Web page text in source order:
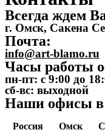
Всегда ждем
г. Омск, Сакена
Почта:
info@art-blamo.ru
Часы работы
пн-пт: с 9:00 до
сб-вс: выходной
Наши офисы в
Россия Омск